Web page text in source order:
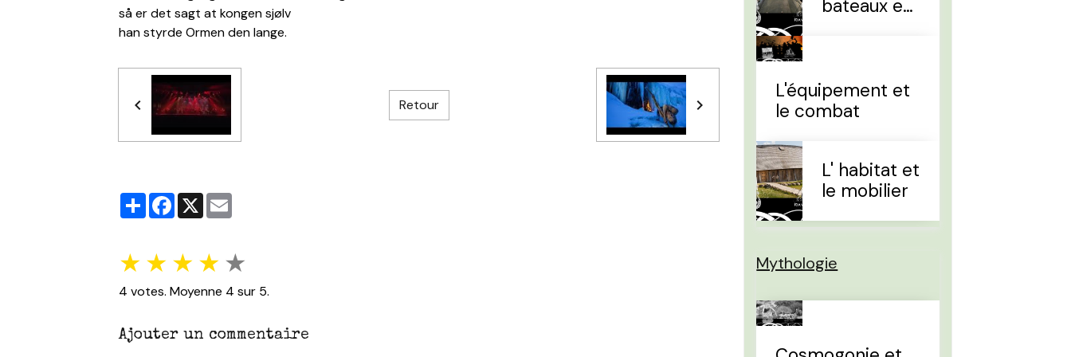
så er det sagt at kongen sjølv
han styrde Ormen den lange.
Retour
PartagerFacebook
X
★★★★★
4 votes. Moyenne 4 sur 5.
Ajouter un commentaire
bateaux et
L'équipement et
le combat
L' habitat et
le mobilier
Mythologie